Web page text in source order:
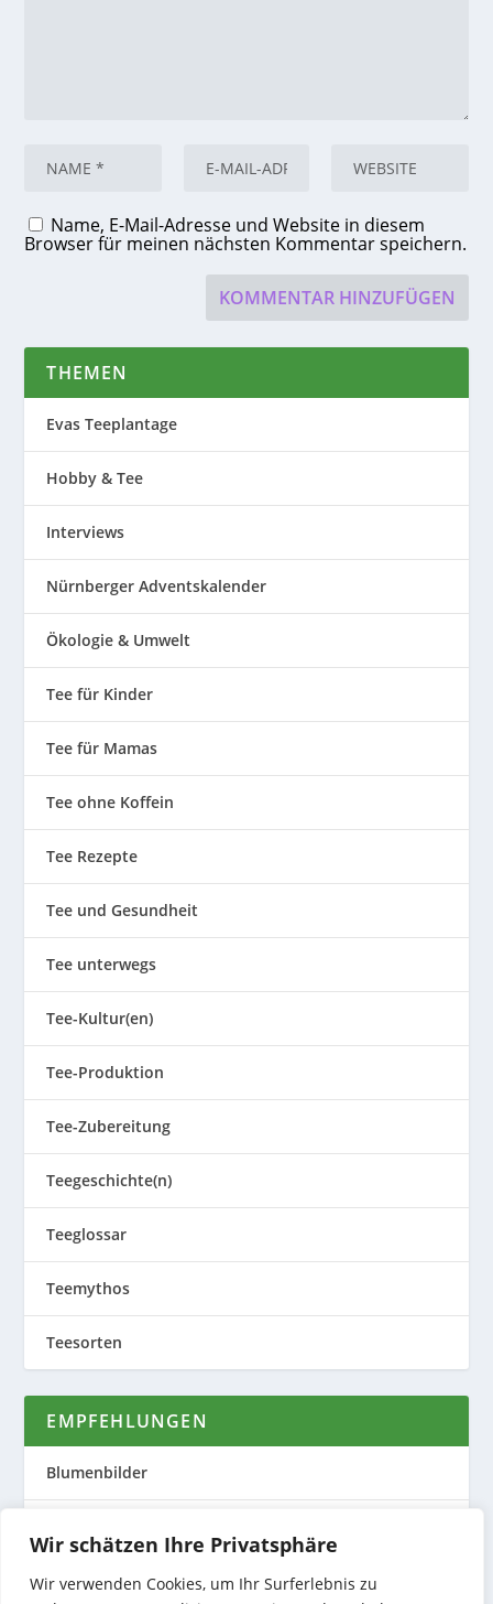
Wir schätzen Ihre Privatsphäre
Wir verwenden Cookies, um Ihr Surferlebnis zu
Name, E-Mail-Adresse und Website in diesem
Browser für meinen nächsten Kommentar speichern.
THEMEN
Evas Teeplantage
Hobby & Tee
Interviews
Nürnberger Adventskalender
Ökologie & Umwelt
Tee für Kinder
Tee für Mamas
Tee ohne Koffein
Tee Rezepte
Tee und Gesundheit
Tee unterwegs
Tee-Kultur(en)
Tee-Produktion
Tee-Zubereitung
Teegeschichte(n)
Teeglossar
Teemythos
Teesorten
EMPFEHLUNGEN
Blumenbilder
Nature to Print